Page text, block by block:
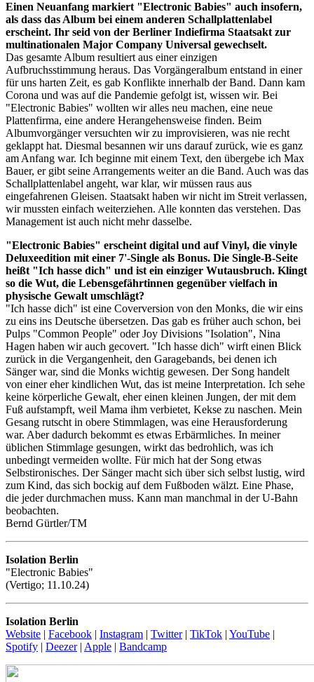
Einen Neuanfang markiert "Electronic Babies" auch insofern,
als dass das Album bei einem anderen Schallplattenlabel
erscheint. Ihr seid von der Berliner Indiefirma Staatsakt zur
multinationalen Major Company Universal gewechselt.
Das gesamte Album resultiert aus einer einzigen
Aufbruchsstimmung heraus. Das Vorgängeralbum entstand in einer
für uns harten Zeit, es gab Konflikte innerhalb der Band. Dann kam
Corona und was auf die Pandemie gefolgt ist, wissen wir. Bei
"Electronic Babies" wollten wir alles neu machen, eine neue
Plattenfirma, eine andere Herangehensweise finden. Beim
Albumvorgänger versuchten wir zu improvisieren, was nie recht
geklappt hat. Diesmal besannen wir uns darauf zurück, wie es ganz
am Anfang war. Ich beginne mit einem Text, den übergebe ich Max
Bauer, er gibt seine Arrangements weiter an die Band. Auch was das
Schallplattenlabel angeht, war klar, wir müssen raus aus
eingefahrenen Gleisen. Staatsakt haben wir nicht im Streit verlassen,
wir mussten einfach weiterziehen. Alle konnten das verstehen. Das
Management ist auch nicht mehr dasselbe.
"Electronic Babies" erscheint digital und auf Vinyl, die vinyle
Deluxeedition mit einer 7'-Single als Bonus. Die Single-B-Seite
heißt "Ich hasse dich" und ist ein einziger Wutausbruch. Klingt
so die Wut, die Lebensgefährtinnen gegenüber vielfach in
physische Gewalt umschlägt?
"Ich hasse dich" ist eine Coverversion von den Monks, die wir eins
zu eins ins Deutsche übersetzen. Das gab es früher auch schon, bei
Pulps "Common People" oder Joy Divisions "Isolation", Nina
Hagen haben wir auch gecovert. "Ich hasse dich" wirft einen Blick
zurück in die Vergangenheit, den Garagebands, bei denen ich
Sänger war, sind die Monks wichtig gewesen. Der Song handelt
von einer eher kindlichen Wut, das ist meine Interpretation. Ich sehe
keine körperliche Gewalt, eher einen kleinen Jungen, der mit dem
Fuß aufstampft, weil Mama ihm verbietet, Kekse zu naschen. Mein
Gesang rutscht in obere Stimmlagen, was eine Herausforderung
war. Aber dadurch bekommt es etwas Erbärmliches. In meiner
üblichen Stimmlage gesungen, wirkt das bedrohlich, was ich
unbedingt vermeiden wollte. Für mich hat der Song etwas
Selbstironisches. Der Sänger macht sich über sich selbst lustig, wird
zum Kind, das sich bockig auf dem Fußboden wälzt. Eine Phase,
die jeder durchmachen muss. Kann man manchmal in der U-Bahn
beobachten.
Bernd Gürtler/TM
Isolation Berlin
"Electronic Babies"
(Vertigo; 11.10.24)
Isolation Berlin
Website | Facebook | Instagram | Twitter| TikTok | YouTube |
Spotify | Deezer| Apple | Bandcamp